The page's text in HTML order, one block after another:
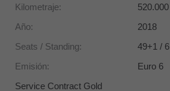
Kilometraje: 520.000
Año:
2018
Seats / Standing:
49+1 / 6
Emisión:
Euro 6
Service Contract Gold